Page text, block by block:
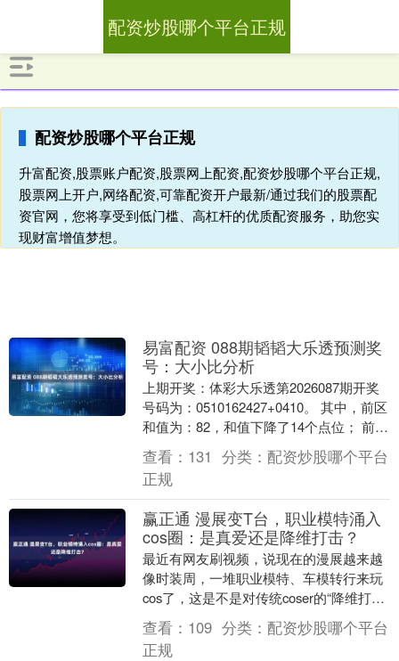
配资炒股哪个平台正规
升富配资,股票账户配资,股票网上配资,配资炒股哪个平台正规,
股票网上开户,网络配资,可靠配资开户最新/通过我们的股票配
资官网，您将享受到低门槛、高杠杆的优质配资服务，助您实
现财富增值梦想。
配资炒股哪个平台正规
易富配资 088期韬韬大乐透预测奖
号：大小比分析
上期开奖：体彩大乐透第2026087期开奖
号码为：0510162427+0410。 其中，前区
和值为：82，和值下降了14个点位； 前区
大小比为：2:3，小 号....
查看： 131 分类： 配资炒股哪个平台
正规
赢正通 漫展变T台，职业模特涌入
cos圈：是真爱还是降维打击？
最近有网友刷视频，说现在的漫展越来越
像时装周，一堆职业模特、车模转行来玩
cos了，这是不是对传统coser的“降维打
击”？ 经常逛漫展的友友应该体会更深，
以前大....
查看： 109 分类： 配资炒股哪个平台
正规